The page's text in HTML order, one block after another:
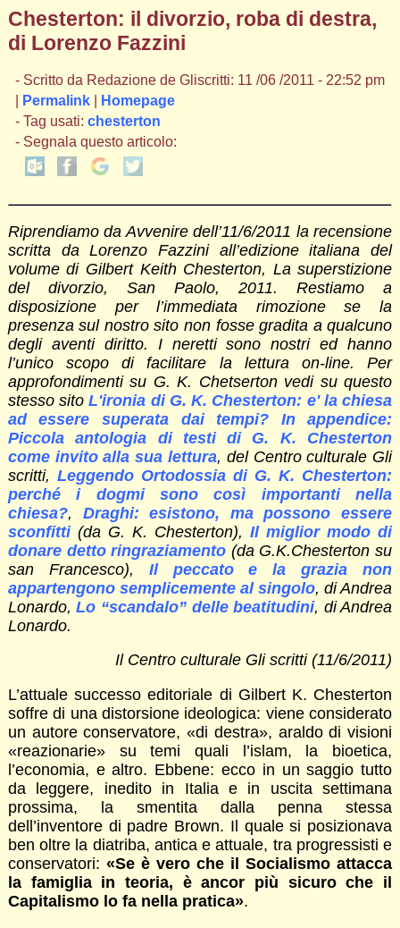
Chesterton: il divorzio, roba di destra,
di Lorenzo Fazzini
- Scritto da Redazione de Gliscritti: 11 /06 /2011 - 22:52 pm
Permalink|
Homepage
- Tag usati: chesterton
- Segnala questo articolo:
Riprendiamo da Avvenire dell’11/6/2011 la recensione
scritta da Lorenzo Fazzini all’edizione italiana del
volume di Gilbert Keith Chesterton, La superstizione
del divorzio, San Paolo, 2011. Restiamo a
disposizione per l’immediata rimozione se la
presenza sul nostro sito non fosse gradita a qualcuno
degli aventi diritto. I neretti sono nostri ed hanno
l’unico scopo di facilitare la lettura on-line. Per
approfondimenti su G. K. Chetserton vedi su questo
stesso sitoL'ironia di G. K. Chesterton: e' la chiesa
ad essere superata dai tempi? In appendice:
Piccola antologia di testi di G. K. Chesterton
come invito alla sua lettura, del Centro culturale Gli
scritti, Leggendo Ortodossia di G. K. Chesterton:
perché i dogmi sono così importanti nella
chiesa?, Draghi: esistono, ma possono essere
sconfitti (da G. K. Chesterton),Il miglior modo di
donare detto ringraziamento (da G.K.Chesterton su
san Francesco), Il peccato e la grazia non
appartengono semplicemente al singolo, di Andrea
Lonardo,Lo “scandalo” delle beatitudini, di Andrea
Lonardo.
Il Centro culturale Gli scritti (11/6/2011)
L’attuale successo editoriale di Gilbert K. Chesterton
soffre di una distorsione ideologica: viene considerato
un autore conservatore, «di destra», araldo di visioni
«reazionarie» su temi quali l’islam, la bioetica,
l’economia, e altro. Ebbene: ecco in un saggio tutto
da leggere, inedito in Italia e in uscita settimana
prossima, la smentita dalla penna stessa
dell’inventore di padre Brown. Il quale si posizionava
ben oltre la diatriba, antica e attuale, tra progressisti e
conservatori: «Se è vero che il Socialismo attacca
la famiglia in teoria, è ancor più sicuro che il
Capitalismo lo fa nella pratica».